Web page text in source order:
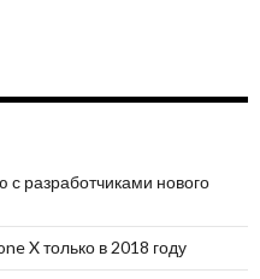
с разработчиками нового
X только в 2018 году